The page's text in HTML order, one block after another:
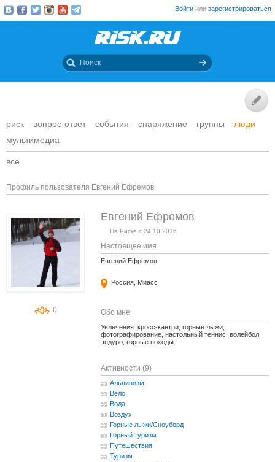
Войти или зарегистрироваться
риск вопрос-ответ события снаряжение группы
люди
мультимедиа
все
Профиль пользователя Евгений Ефремов
0
Евгений Ефремов
На Риске с 24.10.2016
Настоящее имя
Евгений Ефремов
Россия, Миасс
Обо мне
Увлечения: кросс-кантри, горные лыжи,
фотографирование, настольный теннис, волейбол,
эндуро, горные походы.
Активности (9)
Альпинизм
Вело
Вода
Воздух
Горные лыжи/Сноуборд
Горный туризм
Путешествия
Туризм